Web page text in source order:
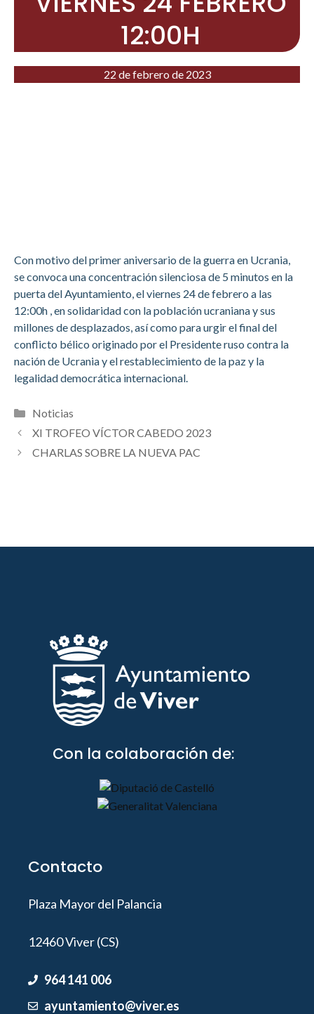
12:00H
22 de febrero de 2023
Con motivo del primer aniversario de la guerra en Ucrania,
se convoca una concentración silenciosa de 5 minutos en la
puerta del Ayuntamiento, el viernes 24 de febrero a las
12:00h , en solidaridad con la población ucraniana y sus
millones de desplazados, así como para urgir el final del
conflicto bélico originado por el Presidente ruso contra la
nación de Ucrania y el restablecimiento de la paz y la
legalidad democrática internacional.
Categorías
Noticias
XI TROFEO VÍCTOR CABEDO 2023
CHARLAS SOBRE LA NUEVA PAC
Con la colaboración de:
Contacto
Plaza Mayor del Palancia
12460 Viver (CS)
964 141 006
ayuntamiento@viver.es